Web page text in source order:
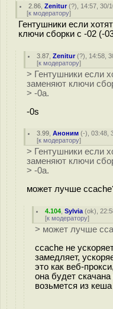
2.86 ,Zenitur(?), 14:57, 30/
[к модератору]
Гентушники если
ключи сборки с -02 (-
3.87 ,Zenitur(?), 14:58,
[к модератору]
> Гентушники если
заменяют ключи
> -0a.
-0s
3.99 ,Аноним (-), 03:48,
[к модератору]
> Гентушники если
заменяют ключи
> -0a.
может лучше
4.104 ,Sylvia (ok),
[к модератору]
> может лучше
ccache не
замедляет,
это как веб-
она будет
возьмется из кеша